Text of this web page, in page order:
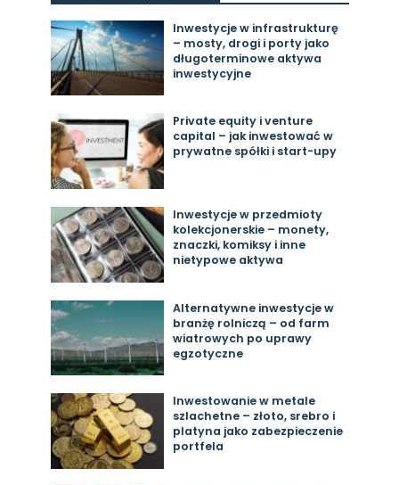
Inwestycje w infrastrukturę
– mosty, drogi i porty jako
długoterminowe aktywa
inwestycyjne
Private equity i venture
capital – jak inwestować w
prywatne spółki i start-upy
Inwestycje w przedmioty
kolekcjonerskie – monety,
znaczki, komiksy i inne
nietypowe aktywa
Alternatywne inwestycje w
branżę rolniczą – od farm
wiatrowych po uprawy
egzotyczne
Inwestowanie w metale
szlachetne – złoto, srebro i
platyna jako zabezpieczenie
portfela